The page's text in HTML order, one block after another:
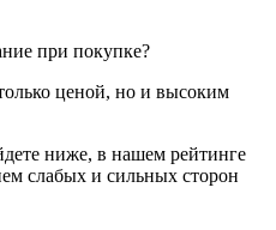
при покупке?
ценой, но и высоким
ниже, в нашем рейтинге
слабых и сильных сторон